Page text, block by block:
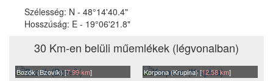
Szélesség: N - 48°14'40.4"
Hosszúság: E - 19°06'21.8"
30 Km-en belüli műemlékek (légvonalban)
Bozók (Bzovík) [7.99 km] Korpona (Krupina) [12.58 km]